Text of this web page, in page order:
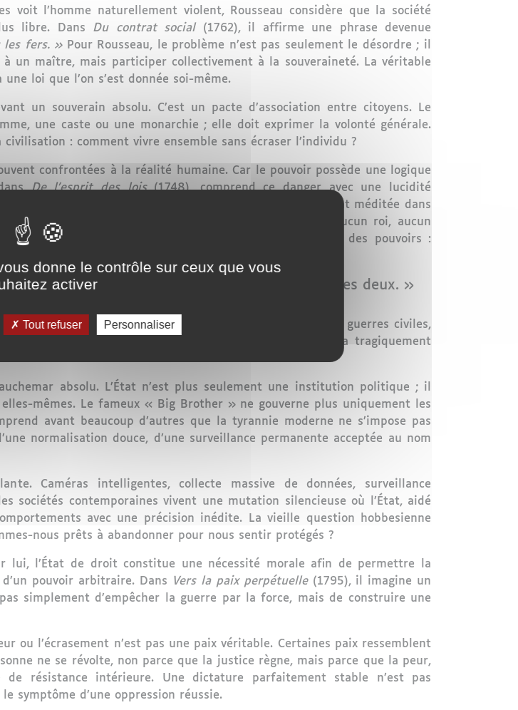
voit l’homme naturellement violent, Rousseau considère que la société
libre. Dans Du contrat social(1762), il affirme une phrase devenue
les fers. »Pour Rousseau, le problème n’est pas seulement le désordre ; il
un maître, mais participer collectivement à la souveraineté. La véritable
loi que l’on s’est donnée soi-même.
un souverain absolu. C’est un pacte d’association entre citoyens. Le
une caste ou une monarchie ; elle doit exprimer la volonté générale.
: comment vivre ensemble sans écraser l’individu ?
confrontées à la réalité humaine. Car le pouvoir possède une logique
De l’esprit des lois(1748), comprend ce danger avec une lucidité
Cette phrase, souvent citée mais rarement méditée dans
modernes. Montesquieu comprend qu’aucun homme, aucun roi, aucun
de dominer. Voilà pourquoi il théorise la séparation des pouvoirs :
d’éviter la tyrannie.
mérite ni l’une ni l’autre, et finit par perdre les deux. »
Trop faible, il laisse émerger la violence, les mafias, les guerres civiles,
les consciences. L’histoire du XXe siècle démontrera tragiquement
absolu. L’État n’est plus seulement une institution politique ; il
mêmes. Le fameux « Big Brother » ne gouverne plus uniquement les
avant beaucoup d’autres que la tyrannie moderne ne s’impose pas
normalisation douce, d’une surveillance permanente acceptée au nom
Caméras intelligentes, collecte massive de données, surveillance
sociétés contemporaines vivent une mutation silencieuse où l’État, aidé
avec une précision inédite. La vieille question hobbesienne
nous prêts à abandonner pour nous sentir protégés ?
lui, l’État de droit constitue une nécessité morale afin de permettre la
pouvoir arbitraire. Dans Vers la paix perpétuelle(1795), il imagine un
simplement d’empêcher la guerre par la force, mais de construire une
ou l’écrasement n’est pas une paix véritable. Certaines paix ressemblent
ne se révolte, non parce que la justice règne, mais parce que la peur,
résistance intérieure. Une dictature parfaitement stable n’est pas
symptôme d’une oppression réussie.
donne le contrôle sur ceux que vous
activer
Tout refuser Personnaliser